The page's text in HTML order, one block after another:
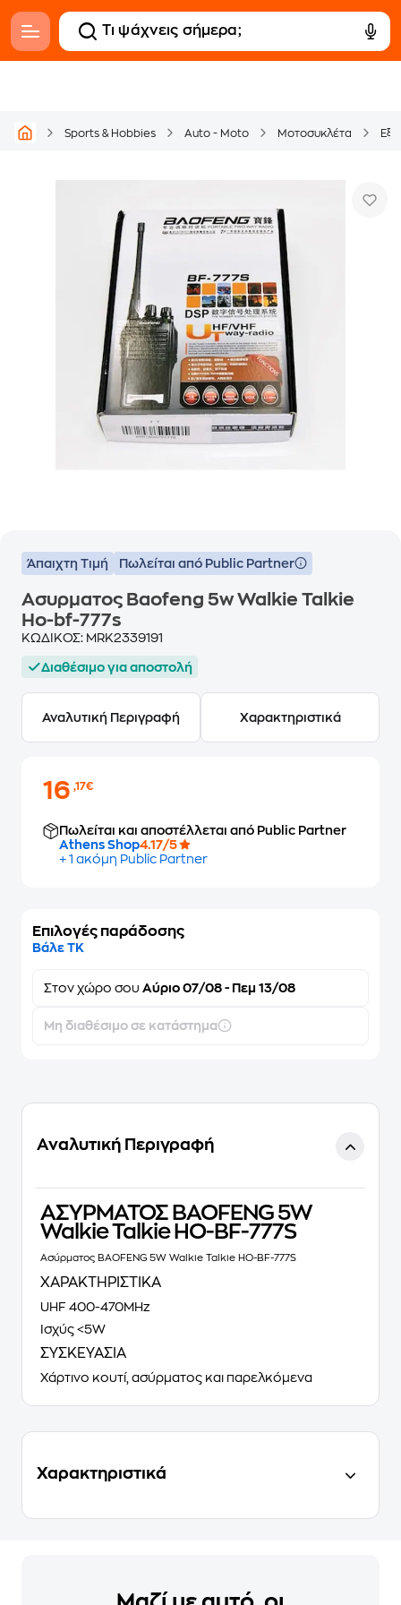
Sports & Hobbies Auto - Moto Μοτοσυκλέτα
Άπαιχτη Τιμή Πωλείται από Public Partner
Ασυρματος Baofeng 5w Walkie Talkie
Ho-bf-777s
ΚΩΔΙΚΟΣ: MRK2339191
Διαθέσιμο για αποστολή
Αναλυτική Περιγραφή Χαρακτηριστικά
16,17€
Πωλείται και αποστέλλεται από Public Partner
Athens Shop4.17/5
+ 1 ακόμη Public Partner
Επιλογές παράδοσης
Βάλε ΤΚ
Στον χώρο σου Αύριο 07/08 - Πεμ 13/08
Μη διαθέσιμο σε κατάστημα
Αναλυτική Περιγραφή
ΑΣΥΡΜΑΤΟΣ BAOFENG 5W
Walkie Talkie HO-BF-777S
Ασύρματος BAOFENG 5W Walkie Talkie HO-BF-777S
ΧΑΡΑΚΤΗΡΙΣΤΙΚΑ
UHF 400-470MHz
Ισχύς <5W
ΣΥΣΚΕΥΑΣΙΑ
Χάρτινο κουτί, ασύρματος και παρελκόμενα
Χαρακτηριστικά